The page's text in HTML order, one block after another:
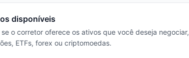
disponíveis
se o corretor oferece os ativos que você deseja negociar,
ETFs, forex ou criptomoedas.